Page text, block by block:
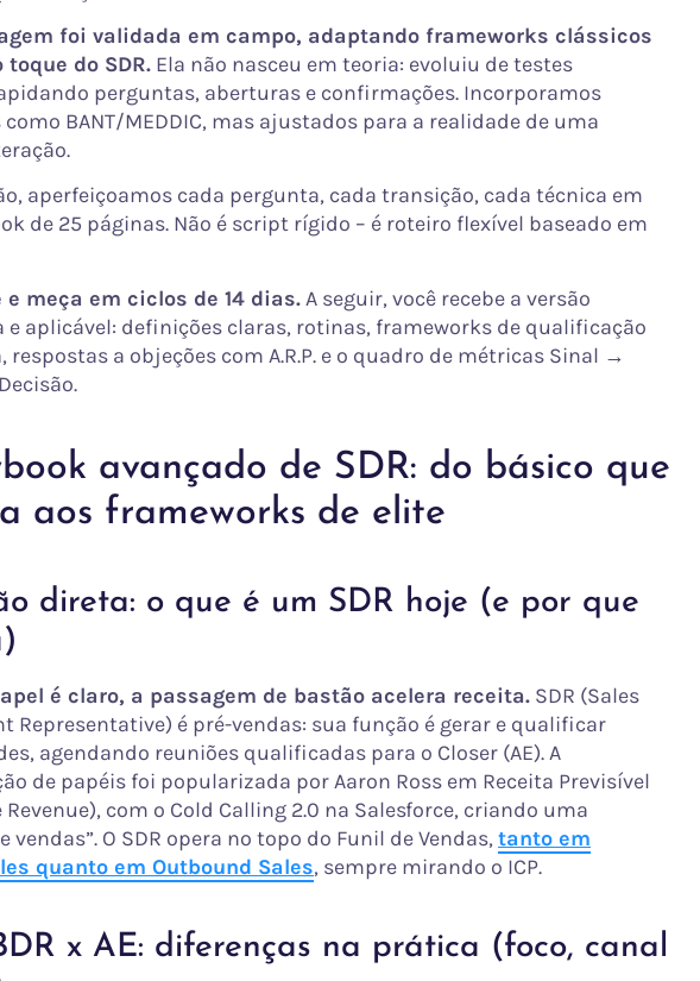
foi validada em campo, adaptando frameworks clássicos
do SDR. Ela não nasceu em teoria: evoluiu de testes
perguntas, aberturas e confirmações. Incorporamos
BANT/MEDDIC, mas ajustados para a realidade de uma
aperfeiçoamos cada pergunta, cada transição, cada técnica em
de 25 páginas. Não é script rígido – é roteiro flexível baseado em
e meça em ciclos de 14 dias.A seguir, você recebe a versão
e aplicável: definições claras, rotinas, frameworks de qualificação
respostas a objeções com A.R.P. e o quadro de métricas Sinal →
avançado de SDR: do básico que
aos frameworks de elite
direta: o que é um SDR hoje (e por que
é claro, a passagem de bastão acelera receita. SDR (Sales
Representative) é pré-vendas: sua função é gerar e qualificar
agendando reuniões qualificadas para o Closer (AE). A
de papéis foi popularizada por Aaron Ross em Receita Previsível
com o Cold Calling 2.0 na Salesforce, criando uma
vendas”. O SDR opera no topo do Funil de Vendas,tanto em
quanto em Outbound Sales, sempre mirando o ICP.
x AE: diferenças na prática (foco, canal